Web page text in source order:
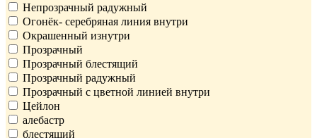
Непрозрачный радужный
Огонёк- серебряная линия внутри
Окрашенный изнутри
Прозрачный
Прозрачный блестящий
Прозрачный радужный
Прозрачный с цветной линией внутри
Цейлон
алебастр
блестящий